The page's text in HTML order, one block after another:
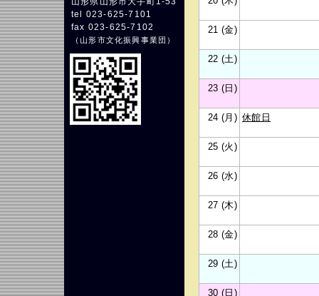
tel 023-625-7101
fax 023-625-7102
（山形市文化振興事業団 ）
21 (金)
22 (土)
23 (日)
24 (月) 休館日
25 (火)
26 (水)
27 (木)
28 (金)
29 (土)
30 (日)